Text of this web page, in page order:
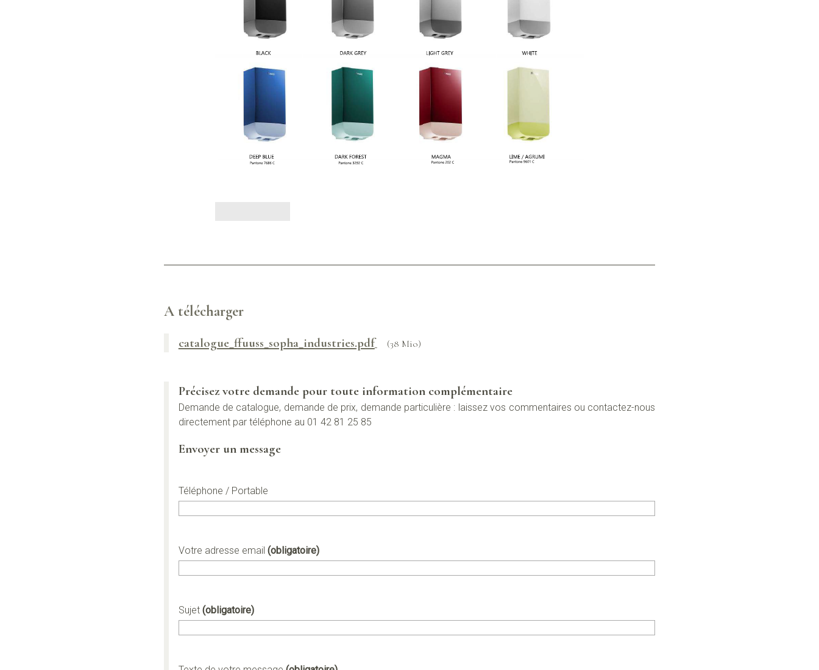
A télécharger
catalogue_ffuuss_sopha_industries.pdf (38 Mio)
Précisez votre demande pour toute information complémentaire
Demande de catalogue, demande de prix, demande particulière : laissez vos commentaires ou contactez-nous
directement par téléphone au 01 42 81 25 85
Envoyer un message
Téléphone / Portable
Votre adresse email (obligatoire)
Sujet (obligatoire)